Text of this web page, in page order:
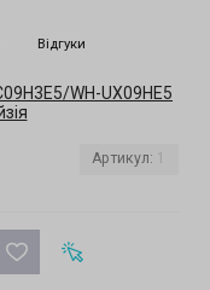
Відгуки
Артикул: 1